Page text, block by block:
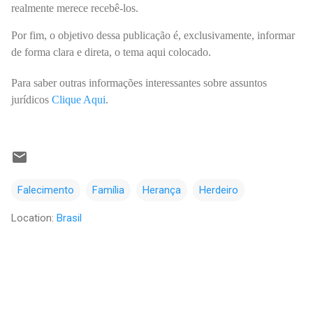
realmente merece recebê-los.
Por fim, o objetivo dessa publicação é, exclusivamente, informar
de forma clara e direta, o tema aqui colocado.
Para saber outras informações interessantes sobre assuntos
jurídicos Clique Aqui.
Falecimento Família Herança Herdeiro
Location: Brasil